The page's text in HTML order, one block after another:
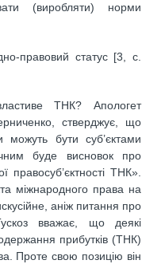
(виробляти) норми
правовий статус [3, с.
ТНК? Апологет
стверджує, що
бути суб’єктами
буде висновок про
правосуб’єктності ТНК».
міжнародного права на
аніж питання про
вважає, що деякі
прибутків (ТНК)
Проте свою позицію він